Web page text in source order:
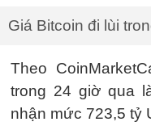
Giá Bitcoin đi lùi
Theo
trong 24 giờ qua
nhận mức 723,5 tỷ